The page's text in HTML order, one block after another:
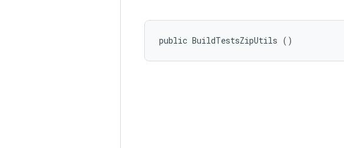
public BuildTestsZipUtils ()